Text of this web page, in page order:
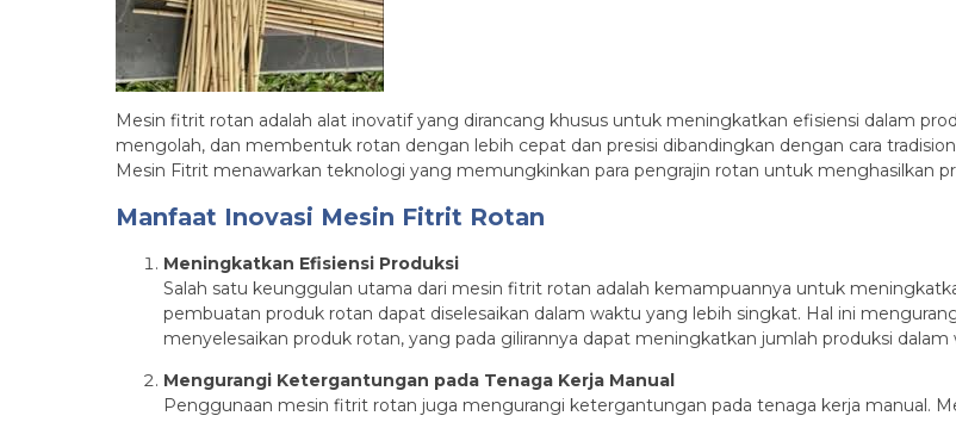
Mesin fitrit rotan adalah alat inovatif yang dirancang khusus untuk meningkatkan efisiensi dalam
mengolah, dan membentuk rotan dengan lebih cepat dan presisi dibandingkan dengan cara
Mesin Fitrit menawarkan teknologi yang memungkinkan para pengrajin rotan untuk menghasilkan
Manfaat Inovasi Mesin Fitrit Rotan
Meningkatkan Efisiensi Produksi
Salah satu keunggulan utama dari mesin fitrit rotan adalah kemampuannya untuk
pembuatan produk rotan dapat diselesaikan dalam waktu yang lebih singkat. Hal ini
menyelesaikan produk rotan, yang pada gilirannya dapat meningkatkan jumlah produksi dalam
Mengurangi Ketergantungan pada Tenaga Kerja Manual
Penggunaan mesin fitrit rotan juga mengurangi ketergantungan pada tenaga kerja manual.